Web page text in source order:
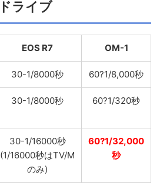
ドライブ
EOS R7 OM-1
30-1/8000秒 60?1/8,000秒
30-1/8000秒 60?1/320秒
30-1/16000秒
(1/16000秒はTV/M
のみ)
60?1/32,000
秒